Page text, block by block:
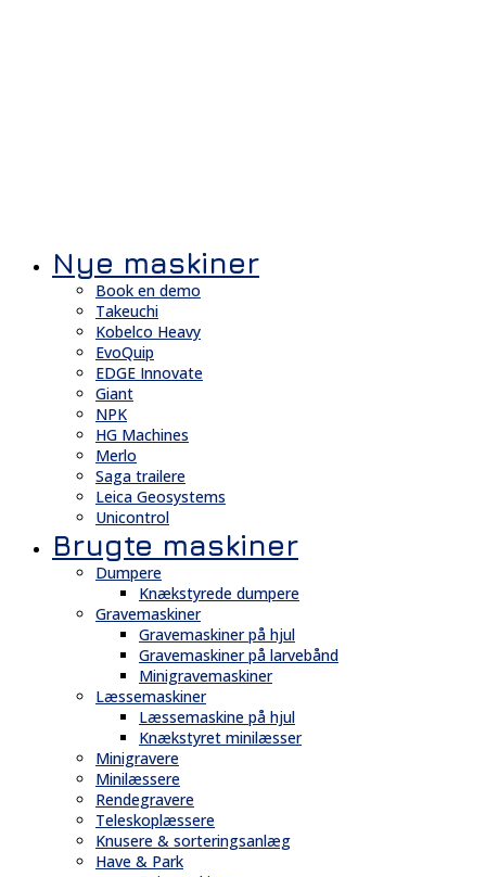
Nye maskiner
Book en demo
Takeuchi
Kobelco Heavy
EvoQuip
EDGE Innovate
Giant
NPK
HG Machines
Merlo
Saga trailere
Leica Geosystems
Unicontrol
Brugte maskiner
Dumpere
Knækstyrede dumpere
Gravemaskiner
Gravemaskiner på hjul
Gravemaskiner på larvebånd
Minigravemaskiner
Læssemaskiner
Læssemaskine på hjul
Knækstyret minilæsser
Minigravere
Minilæssere
Rendegravere
Teleskoplæssere
Knusere & sorteringsanlæg
Have & Park